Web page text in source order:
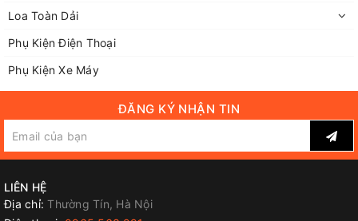
Loa Toàn Dải
Phụ Kiện Điện Thoại
Phụ Kiện Xe Máy
ĐĂNG KÝ NHẬN TIN
LIÊN HỆ
Địa chỉ: Thường Tín, Hà Nội